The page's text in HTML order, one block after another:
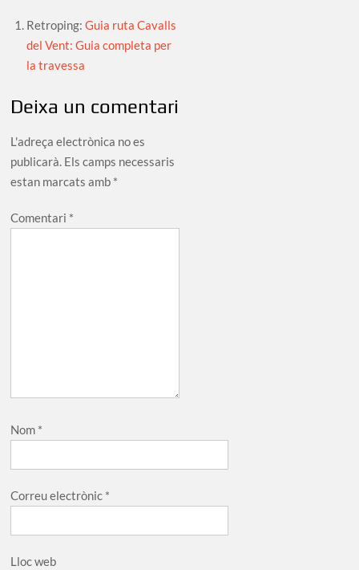
Retroping:Guia ruta Cavalls
del Vent: Guia completa per
la travessa
Deixa un comentari
L'adreça electrònica no es
publicarà. Els camps necessaris
estan marcats amb *
Comentari *
Nom *
Correu electrònic *
Lloc web